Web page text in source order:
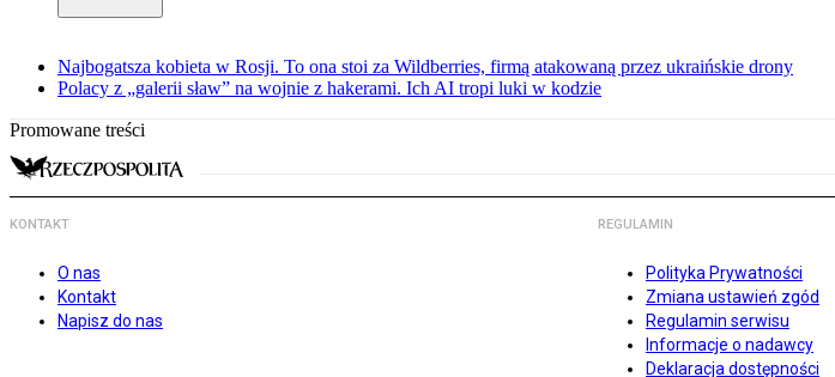
Najbogatsza kobieta w Rosji. To ona stoi za Wildberries, firmą atakowaną przez ukraińskie drony
Polacy z „galerii sław” na wojnie z hakerami. Ich AI tropi luki w kodzie
Promowane treści
KONTAKT
O nas
Kontakt
Napisz do nas
REGULAMIN
Polityka Prywatności
Zmiana ustawień zgód
Regulamin serwisu
Informacje o nadawcy
Deklaracja dostępności